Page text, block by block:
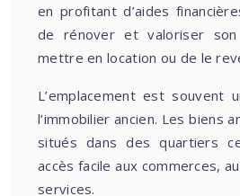
en profitant d’aides
de rénover et valoriser
mettre en location ou de le
L’emplacement est souvent
l’immobilier ancien. Les biens
situés dans des quartiers
accès facile aux commerces,
services.